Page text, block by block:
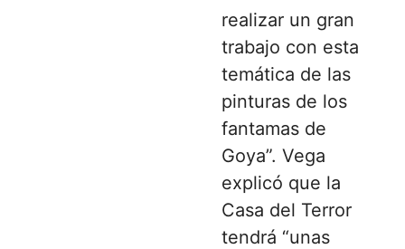
realizar un gran
trabajo con esta
temática de las
pinturas de los
fantamas de
Goya”. Vega
explicó que la
Casa del Terror
tendrá “unas